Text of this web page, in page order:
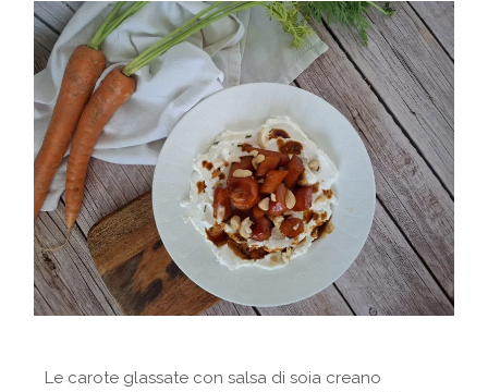
Le carote glassate con salsa di soia creano